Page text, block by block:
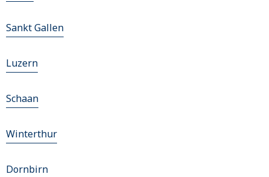
Sankt Gallen
Luzern
Schaan
Winterthur
Dornbirn